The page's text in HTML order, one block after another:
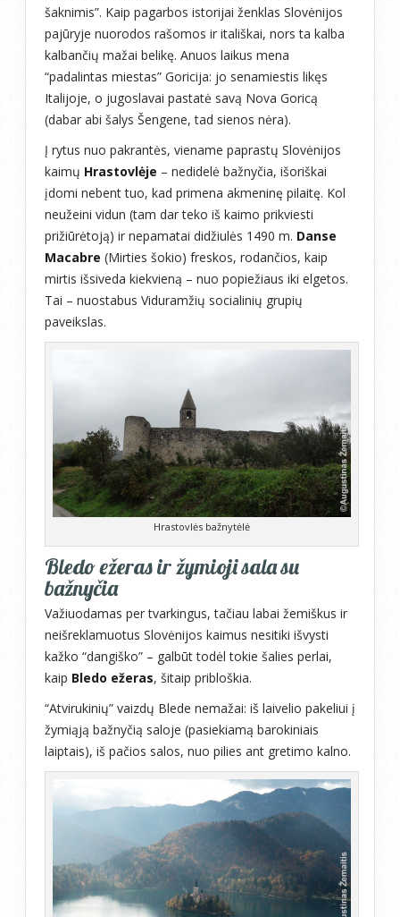
šaknimis”. Kaip pagarbos istorijai ženklas Slovėnijos
pajūryje nuorodos rašomos ir itališkai, nors ta kalba
kalbančių mažai belikę. Anuos laikus mena
“padalintas miestas” Goricija: jo senamiestis likęs
Italijoje, o jugoslavai pastatė savą Nova Goricą
(dabar abi šalys Šengene, tad sienos nėra).
Į rytus nuo pakrantės, viename paprastų Slovėnijos
kaimų Hrastovlėje – nedidelė bažnyčia, išoriškai
įdomi nebent tuo, kad primena akmeninę pilaitę. Kol
neužeini vidun (tam dar teko iš kaimo prikviesti
prižiūrėtoją) ir nepamatai didžiulės 1490 m. Danse
Macabre (Mirties šokio) freskos, rodančios, kaip
mirtis išsiveda kiekvieną – nuo popiežiaus iki elgetos.
Tai – nuostabus Viduramžių socialinių grupių
paveikslas.
Hrastovlės bažnytėlė
Bledo ežeras ir žymioji sala su
bažnyčia
Važiuodamas per tvarkingus, tačiau labai žemiškus ir
neišreklamuotus Slovėnijos kaimus nesitiki išvysti
kažko “dangiško” – galbūt todėl tokie šalies perlai,
kaip Bledo ežeras, šitaip pribloškia.
“Atvirukinių” vaizdų Blede nemažai: iš laivelio pakeliui į
žymiąją bažnyčią saloje (pasiekiamą barokiniais
laiptais), iš pačios salos, nuo pilies ant gretimo kalno.